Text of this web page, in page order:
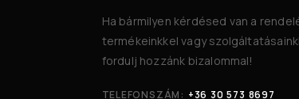
Ha bármilyen kérdésed van a
termékeinkkel vagy
fordulj hozzánk bizalommal!
TELEFONSZÁM: +36 30 573 8697